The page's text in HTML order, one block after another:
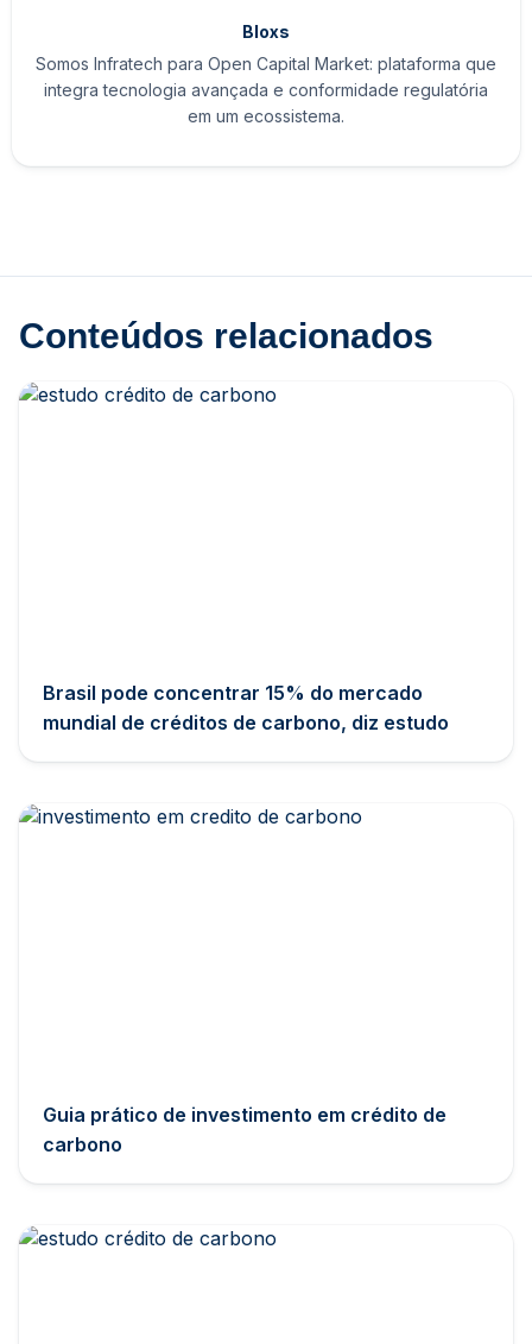
Bloxs
Somos Infratech para Open Capital Market: plataforma que
integra tecnologia avançada e conformidade regulatória
em um ecossistema.
Conteúdos relacionados
Brasil pode concentrar 15% do mercado
mundial de créditos de carbono, diz estudo
Guia prático de investimento em crédito de
carbono